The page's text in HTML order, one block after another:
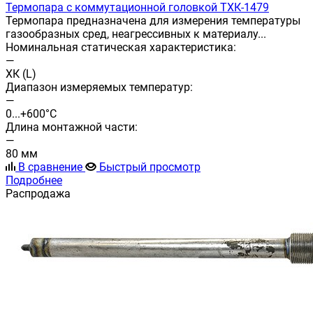
Термопара с коммутационной головкой ТХК-1479
Термопара предназначена для измерения температуры
газообразных сред, неагрессивных к материалу...
Номинальная статическая характеристика:
—
ХК (L)
Диапазон измеряемых температур:
—
0...+600°С
Длина монтажной части:
—
80 мм
В сравнение
Быстрый просмотр
Подробнее
Распродажа